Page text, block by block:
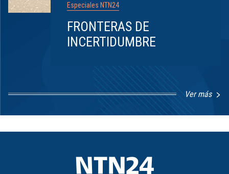
Especiales NTN24
FRONTERAS DE
INCERTIDUMBRE
Ver más
8